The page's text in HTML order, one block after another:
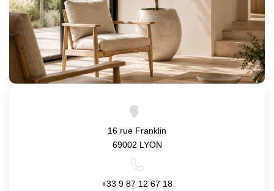
Nos Actualités
Avis Clients
CONTACT
16 rue Franklin
69002 LYON
+33 9 87 12 67 18